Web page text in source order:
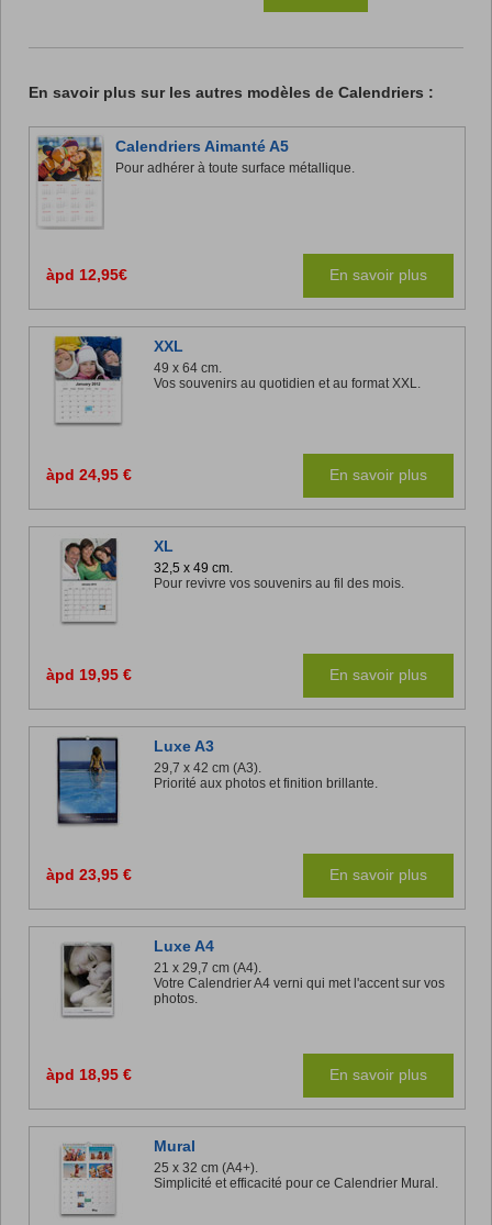
En savoir plus sur les autres modèles de Calendriers :
Calendriers Aimanté A5
Pour adhérer à toute surface métallique.
àpd 12,95€ En savoir plus
XXL
49 x 64 cm.
Vos souvenirs au quotidien et au format XXL.
àpd 24,95 € En savoir plus
XL
32,5 x 49 cm.
Pour revivre vos souvenirs au fil des mois.
àpd 19,95 € En savoir plus
Luxe A3
29,7 x 42 cm (A3).
Priorité aux photos et finition brillante.
àpd 23,95 € En savoir plus
Luxe A4
21 x 29,7 cm (A4).
Votre Calendrier A4 verni qui met l'accent sur vos
photos.
àpd 18,95 € En savoir plus
Mural
25 x 32 cm (A4+).
Simplicité et efficacité pour ce Calendrier Mural.